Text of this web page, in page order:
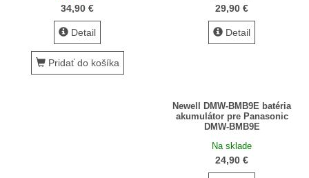
Požičovňa
Kamenná predajňa
Kontakt
34,90 €
Detail
Pridať do košíka
29,90 €
Detail
Newell DMW-BMB9E batéria
akumulátor pre Panasonic
DMW-BMB9E
Na sklade
24,90 €